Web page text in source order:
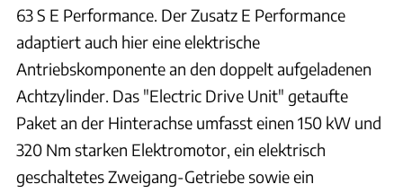
63 S E Performance. Der Zusatz E Performance
adaptiert auch hier eine elektrische
Antriebskomponente an den doppelt aufgeladenen
Achtzylinder. Das "Electric Drive Unit" getaufte
Paket an der Hinterachse umfasst einen 150 kW und
320 Nm starken Elektromotor, ein elektrisch
geschaltetes Zweigang-Getriebe sowie ein